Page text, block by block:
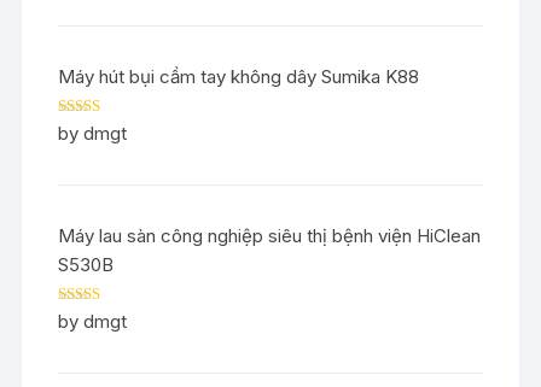
Máy hút bụi cầm tay không dây Sumika K88
Rated5out
of 5
by dmgt
Máy lau sàn công nghiệp siêu thị bệnh viện HiClean
S530B
Rated5out
of 5
by dmgt